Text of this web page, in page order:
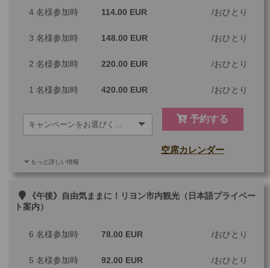
4 名様参加時 114.00 EUR おひとり
3 名様参加時 148.00 EUR おひとり
2 名様参加時 220.00 EUR おひとり
1 名様参加時 420.00 EUR おひとり
予約する
もっと詳しい情報
空席カレンダー
その他《午後》自由気ままに！リヨン市内観光（日本語プライベー
ト案内）
6 名様参加時 78.00 EUR おひとり
5 名様参加時 92.00 EUR おひとり